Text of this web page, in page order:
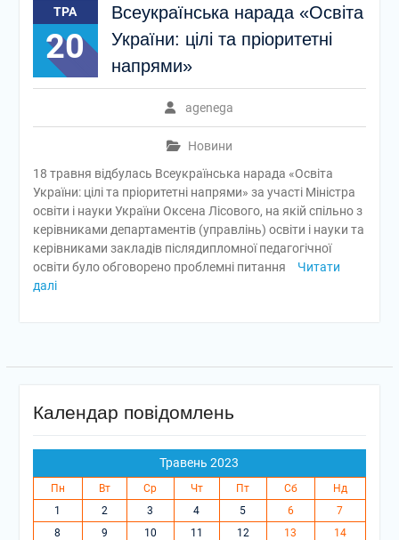
ТРА
20
Всеукраїнська нарада «Освіта
України: цілі та пріоритетні
напрями»
agenega
Новини
18 травня відбулась Всеукраїнська нарада «Освіта
України: цілі та пріоритетні напрями» за участі Міністра
освіти і науки України Оксена Лісового, на якій спільно з
керівниками департаментів (управлінь) освіти і науки та
керівниками закладів післядипломної педагогічної
освіти було обговорено проблемні питання
Читати
далі
Календар повідомлень
Травень 2023
Пн Вт Ср Чт Пт Сб
Нд
1
2 3 4 5 6
7
8
9 10 11 12 13
14